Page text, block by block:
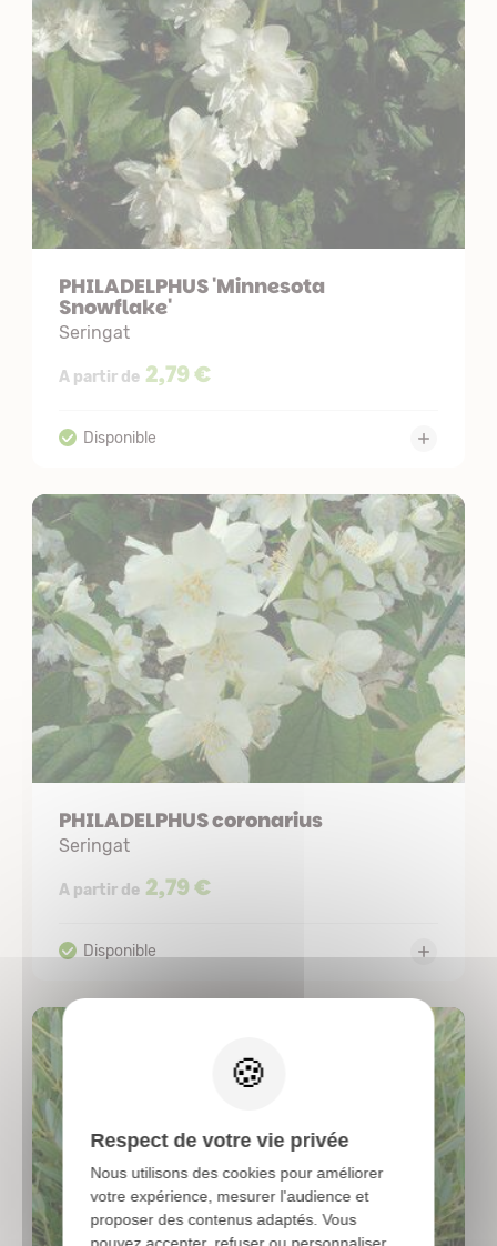
PHILADELPHUS 'Minnesota
Snowflake'
Seringat
A partir de 2,79 €
PHILADELPHUS coronarius
Seringat
A partir de 2,79 €
Respect de votre vie privée
Nous utilisons des cookies pour améliorer
votre expérience, mesurer l'audience et
proposer des contenus adaptés. Vous